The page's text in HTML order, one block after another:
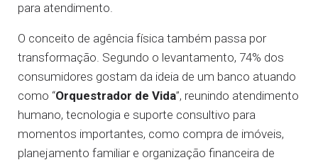
para atendimento.
O conceito de agência física também passa por
transformação. Segundo o levantamento, 74% dos
consumidores gostam da ideia de um banco atuando
como “Orquestrador de Vida”, reunindo atendimento
humano, tecnologia e suporte consultivo para
momentos importantes, como compra de imóveis,
planejamento familiar e organização financeira de